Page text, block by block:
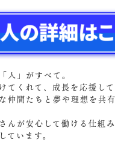
人」がすべて。
てくれて、成長を応援し
仲間たちと夢や理想を共
んが安心して働ける仕組
ています。